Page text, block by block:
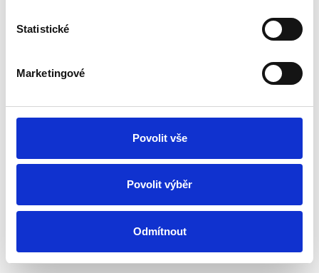
Statistické
Marketingové
Povolit vše
Povolit výběr
Odmítnout